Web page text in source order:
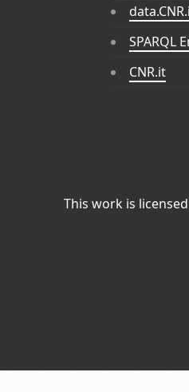
SPARQL
CNR.it
This work is